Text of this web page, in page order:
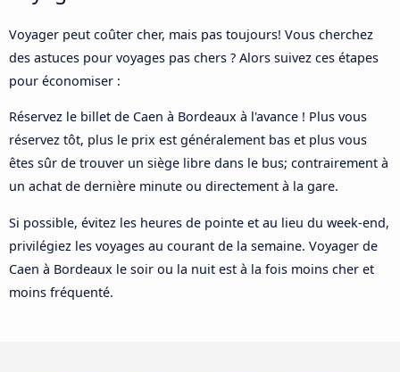
Voyager peut coûter cher, mais pas toujours! Vous cherchez
des astuces pour voyages pas chers ? Alors suivez ces étapes
pour économiser :
Réservez le billet de Caen à Bordeaux à l'avance ! Plus vous
réservez tôt, plus le prix est généralement bas et plus vous
êtes sûr de trouver un siège libre dans le bus; contrairement à
un achat de dernière minute ou directement à la gare.
Si possible, évitez les heures de pointe et au lieu du week-end,
privilégiez les voyages au courant de la semaine. Voyager de
Caen à Bordeaux le soir ou la nuit est à la fois moins cher et
moins fréquenté.